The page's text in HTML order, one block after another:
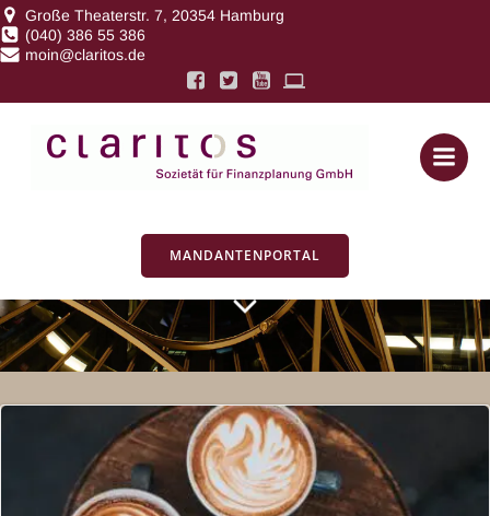
Zum
Große Theaterstr. 7, 20354 Hamburg
(040) 386 55 386
moin@claritos.de
MANDANTENPORTAL
Posts in
Produktcheck